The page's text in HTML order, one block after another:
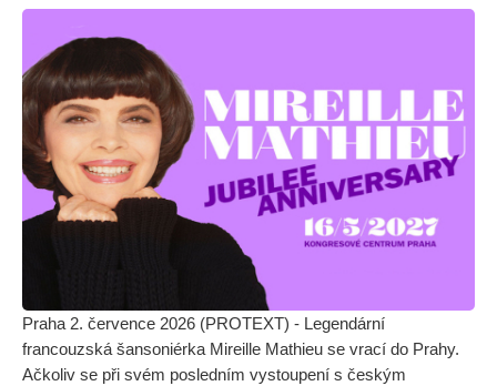
Praha 2. července 2026 (PROTEXT) - Legendární
francouzská šansoniérka Mireille Mathieu se vrací do Prahy.
Ačkoliv se při svém posledním vystoupení s českým